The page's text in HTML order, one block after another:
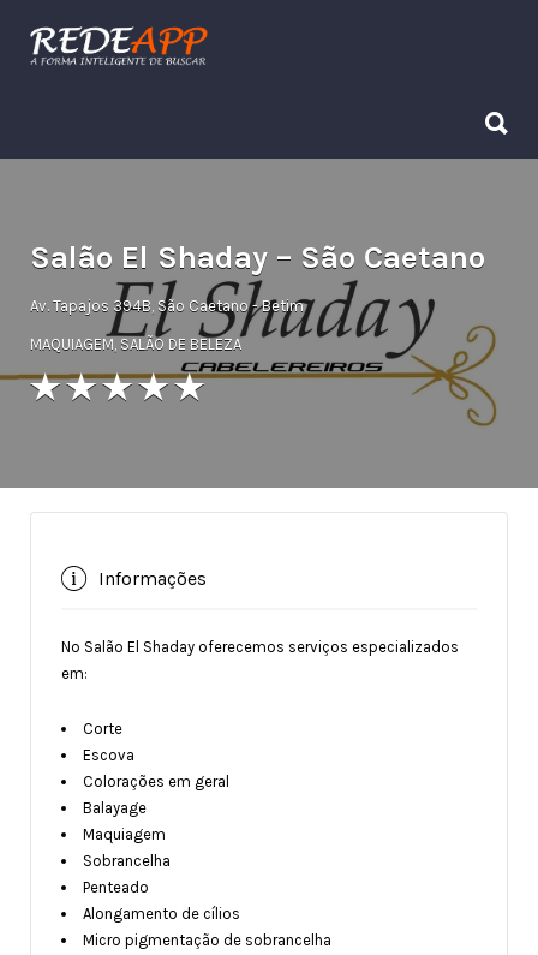
Procurar:
Salão El Shaday – São Caetano
Av. Tapajos 394B, São Caetano - Betim
MAQUIAGEM, SALÃO DE BELEZA
Informações
No Salão El Shaday oferecemos serviços especializados
em:
Corte
Escova
Colorações em geral
Balayage
Maquiagem
Sobrancelha
Penteado
Alongamento de cílios
Micro pigmentação de sobrancelha